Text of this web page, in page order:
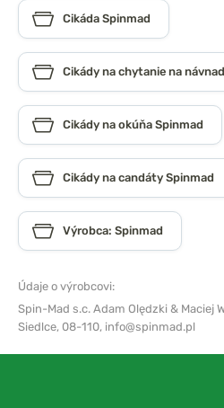
Cikáda Spinmad
Cikády na chytanie na
Cikády na okúňa Spinmad
Cikády na candáty Spinmad
Výrobca: Spinmad
Údaje o výrobcovi:
Spin-Mad s.c. Adam Olędzki & Maciej
Siedlce, 08-110, info@spinmad.pl